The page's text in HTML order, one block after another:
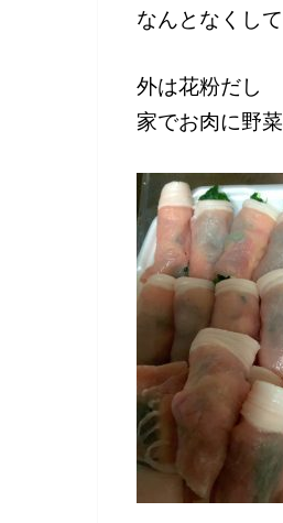
なんとなくし
外は花粉だし
家でお肉に野